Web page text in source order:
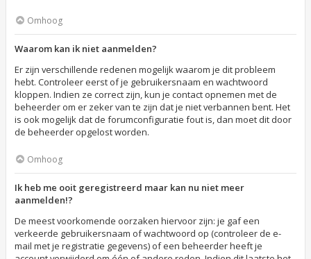
Omhoog
Waarom kan ik niet aanmelden?
Er zijn verschillende redenen mogelijk waarom je dit probleem
hebt. Controleer eerst of je gebruikersnaam en wachtwoord
kloppen. Indien ze correct zijn, kun je contact opnemen met de
beheerder om er zeker van te zijn dat je niet verbannen bent. Het
is ook mogelijk dat de forumconfiguratie fout is, dan moet dit door
de beheerder opgelost worden.
Omhoog
Ik heb me ooit geregistreerd maar kan nu niet meer
aanmelden!?
De meest voorkomende oorzaken hiervoor zijn: je gaf een
verkeerde gebruikersnaam of wachtwoord op (controleer de e-
mail met je registratie gegevens) of een beheerder heeft je